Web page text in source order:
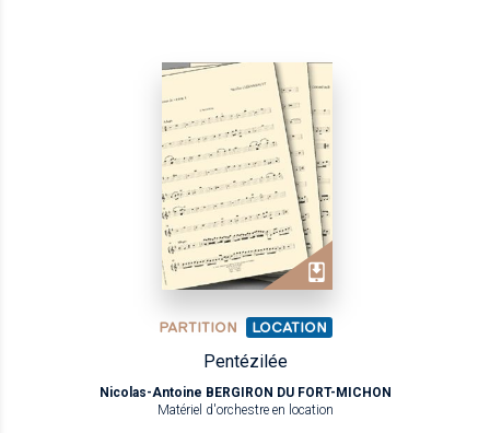
PARTITION LOCATION
Pentézilée
Nicolas-Antoine BERGIRON DU FORT-MICHON
Matériel d'orchestre en location